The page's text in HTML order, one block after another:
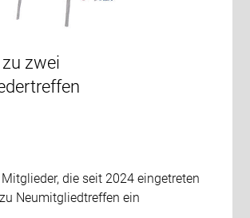
zwei
die seit 2024 eingetreten
Neumitgliedtreffen ein